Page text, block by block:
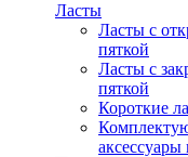
Ласты
Ласты с
пяткой
Ласты с
пяткой
Короткие
аксессуары